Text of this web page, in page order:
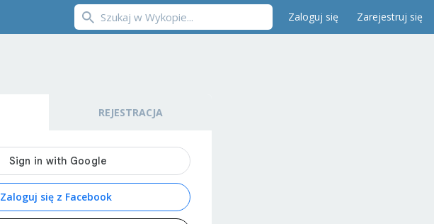
Zaloguj się Zarejestruj się
REJESTRACJA
Zaloguj się z Facebook